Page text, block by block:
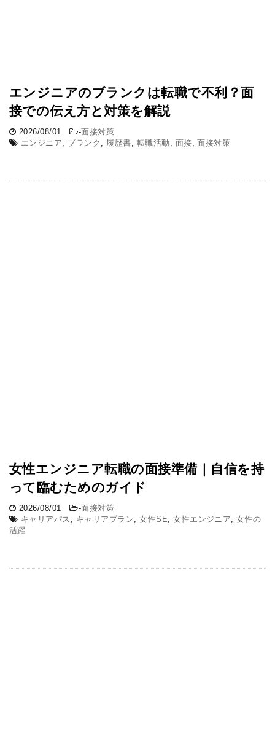
エンジニアのブランクは転職で不利？面
接での伝え方と対策を解説
2026/08/01 -面接対策
エンジニア
ブランク 履歴書 転職活動 面接 ,面接対策
女性エンジニア転職の面接準備｜自信を持
って臨むためのガイド
2026/08/01 -面接対策
キャリアパス
キャリアプラン ,女性SE ,女性エンジニア ,女性の
活躍